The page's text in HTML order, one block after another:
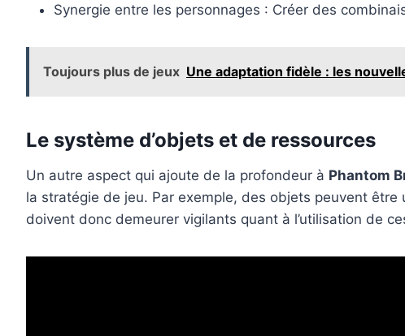
Synergie entre les personnages : Créer des
Toujours plus de jeux Une adaptation fidèle : les
Le système d’objets et de ressources
Un autre aspect qui ajoute de la profondeur à Phantom
la stratégie de jeu. Par exemple, des objets peuvent
doivent donc demeurer vigilants quant à l’utilisation de